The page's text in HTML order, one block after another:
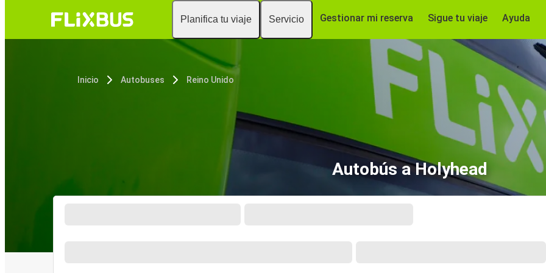
Planifica tu viaje Servicio Gestionar mi reserva Sigue tu viaje Ayuda
Inicio Autobuses Reino Unido
Autobús a Holyhead